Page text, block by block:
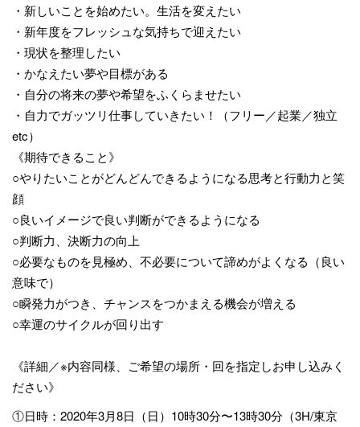
・新しいことを始めたい。生活を変えたい
・新年度をフレッシュな気持ちで迎えたい
・現状を整理したい
・かなえたい夢や目標がある
・自分の将来の夢や希望をふくらませたい
・自力でガッツリ仕事していきたい！（フリー／起業／独立
etc）
《期待できること》
○やりたいことがどんどんできるようになる思考と行動力と笑
顔
○良いイメージで良い判断ができるようになる
○判断力、決断力の向上
○必要なものを見極め、不必要について諦めがよくなる（良い
意味で）
○瞬発力がつき、チャンスをつかまえる機会が増える
○幸運のサイクルが回り出す
《詳細／※内容同様、ご希望の場所・回を指定しお申し込みく
ださい》
①日時：2020年3月8日（日）10時30分〜13時30分（3H/東京